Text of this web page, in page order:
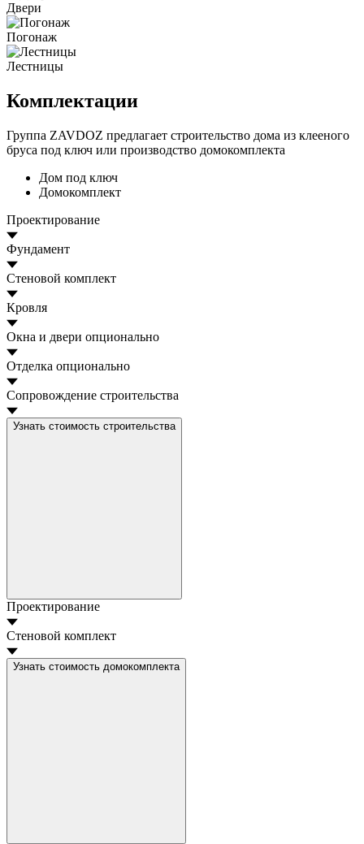
Двери
Погонаж
Лестницы
Комплектации
Группа ZAVDOZ предлагает строительство дома из клееного
бруса под ключ или производство домокомплекта
Дом под ключ
Домокомплект
Проектирование
Фундамент
Стеновой комплект
Кровля
Окна и двери опционально
Отделка опционально
Сопровождение строительства
Узнать стоимость строительства
Проектирование
Стеновой комплект
Узнать стоимость домокомплекта